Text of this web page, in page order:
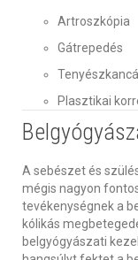
Artroszkópia
Gátrepedés
Plasztikai
A sebészet és
mégis nagyon
tevékenységnek a
kólikás
belgyógyászati